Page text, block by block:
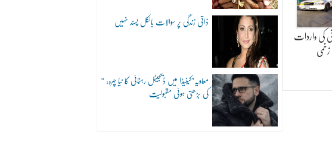
ذاتی زندگی پر سوالات بالکل پسند نہیں
“معاویہ”کینیڈا میں ڈیجیٹل رہنمائی کا نیا چہرہ:
کی بڑھتی ہوئی مقبولیت
کی واردات